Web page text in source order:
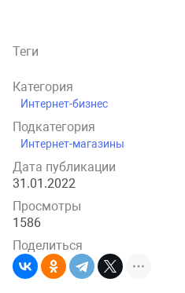
Теги
Категория
Интернет-бизнес
Подкатегория
Интернет-магазины
Дата публикации
31.01.2022
Просмотры
1586
Поделиться